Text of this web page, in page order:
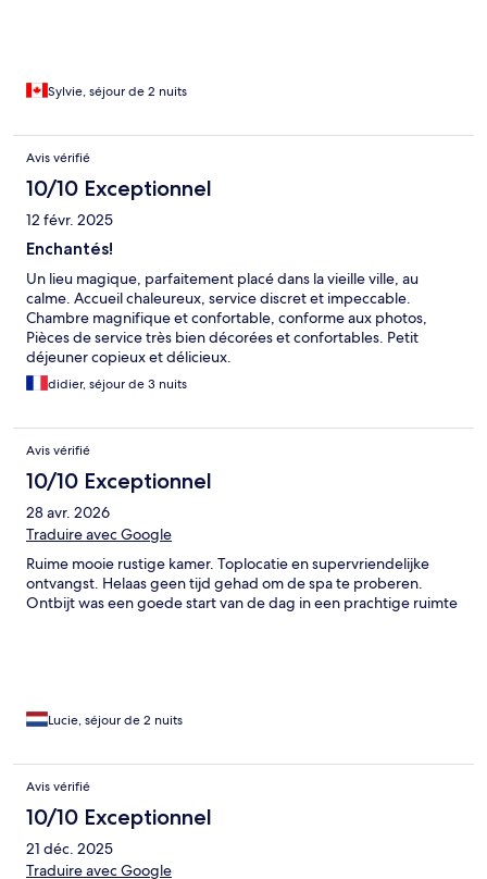
Sylvie, séjour de 2 nuits
Avis vérifié
10/10 Exceptionnel
12 févr. 2025
Enchantés!
Un lieu magique, parfaitement placé dans la vieille ville, au
calme. Accueil chaleureux, service discret et impeccable.
Chambre magnifique et confortable, conforme aux photos,
Pièces de service très bien décorées et confortables. Petit
déjeuner copieux et délicieux.
didier, séjour de 3 nuits
Avis vérifié
10/10 Exceptionnel
28 avr. 2026
Traduire avec Google
Ruime mooie rustige kamer. Toplocatie en supervriendelijke
ontvangst. Helaas geen tijd gehad om de spa te proberen.
Ontbijt was een goede start van de dag in een prachtige ruimte
Lucie, séjour de 2 nuits
Avis vérifié
10/10 Exceptionnel
21 déc. 2025
Traduire avec Google